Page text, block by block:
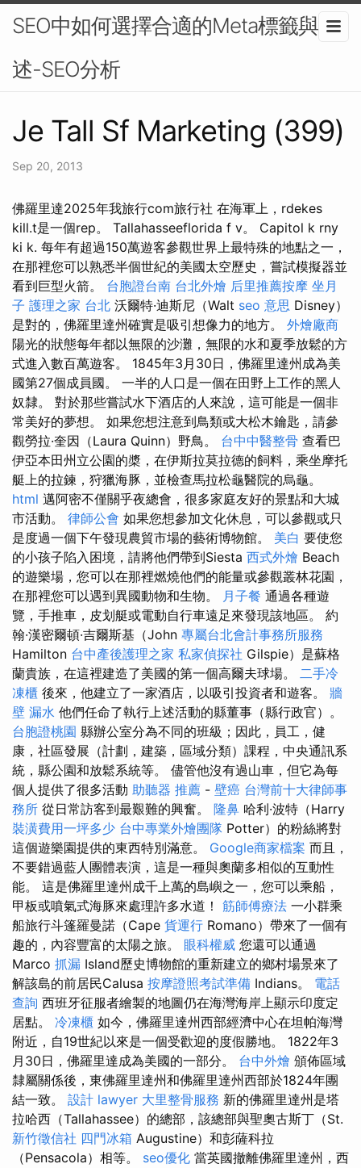
SEO中如何選擇合適的Meta標籤與描
述-SEO分析
Je Tall Sf Marketing (399)
Sep 20, 2013
佛羅里達2025年我旅行com旅行社 在海軍上，rdekes
kill.t是一個rep。 Tallahasseeflorida f v。 Capitol k rny
ki k. 每年有超過150萬遊客參觀世界上最特殊的地點之一，
在那裡您可以熟悉半個世紀的美國太空歷史，嘗試模擬器並
看到巨型火箭。 台胞證台南 台北外燴 后里推薦按摩 坐月
子 護理之家 台北 沃爾特·迪斯尼（Walt seo 意思 Disney）
是對的，佛羅里達州確實是吸引想像力的地方。 外燴廠商
陽光的狀態每年都以無限的沙灘，無限的水和夏季放鬆的方
式進入數百萬遊客。 1845年3月30日，佛羅里達州成為美
國第27個成員國。 一半的人口是一個在田野上工作的黑人
奴隸。 對於那些嘗試水下酒店的人來說，這可能是一個非
常美好的夢想。 如果您想注意到鳥類或大松木鑰匙，請參
觀勞拉·奎因（Laura Quinn）野鳥。 台中中醫整骨 查看巴
伊亞本田州立公園的槳，在伊斯拉莫拉德的飼料，乘坐摩托
艇上的拉鍊，狩獵海豚，並檢查馬拉松龜醫院的烏龜。
html 邁阿密不僅關乎夜總會，很多家庭友好的景點和大城
市活動。 律師公會 如果您想參加文化休息，可以參觀或只
是度過一個下午發現農貿市場的藝術博物館。 美白 要使您
的小孩子陷入困境，請將他們帶到Siesta 西式外燴 Beach
的遊樂場，您可以在那裡燃燒他們的能量或參觀叢林花園，
在那裡您可以遇到異國動物和生物。 月子餐 通過各種遊
覽，手推車，皮划艇或電動自行車遠足來發現該地區。 約
翰·漢密爾頓·吉爾斯基（John 專屬台北會計事務所服務
Hamilton 台中產後護理之家 私家偵探社 Gilspie）是蘇格
蘭貴族，在這裡建造了美國的第一個高爾夫球場。 二手冷
凍櫃 後來，他建立了一家酒店，以吸引投資者和遊客。 牆
壁 漏水 他們任命了執行上述活動的縣董事（縣行政官）。
台胞證桃園 縣辦公室分為不同的班級；因此，員工，健
康，社區發展（計劃，建築，區域分類）課程，中央通訊系
統，縣公園和放鬆系統等。 儘管他沒有過山車，但它為每
個人提供了很多活動 助聽器 推薦 - 壁癌 台灣前十大律師事
務所 從日常訪客到最艱難的興奮。 隆鼻 哈利·波特（Harry
裝潢費用一坪多少 台中專業外燴團隊 Potter）的粉絲將對
這個遊樂園提供的東西特別滿意。 Google商家檔案 而且，
不要錯過藍人團體表演，這是一種與奧蘭多相似的互動性
能。 這是佛羅里達州成千上萬的島嶼之一，您可以乘船，
甲板或噴氣式海豚來處理許多水道！ 筋師傅療法 一小群乘
船旅行斗篷羅曼諾（Cape 貨運行 Romano）帶來了一個有
趣的，內容豐富的太陽之旅。 眼科權威 您還可以通過
Marco 抓漏 Island歷史博物館的重新建立的鄉村場景來了
解該島的前居民Calusa 按摩證照考試準備 Indians。 電話
查詢 西班牙征服者繪製的地圖仍在海灣海岸上顯示印度定
居點。 冷凍櫃 如今，佛羅里達州西部經濟中心在坦帕海灣
附近，自19世紀以來是一個受歡迎的度假勝地。 1822年3
月30日，佛羅里達成為美國的一部分。 台中外燴 頒佈區域
隸屬關係後，東佛羅里達州和佛羅里達州西部於1824年團
結一致。 設計 lawyer 大里整骨服務 新的佛羅里達州是塔
拉哈西（Tallahassee）的總部，該總部與聖奧古斯丁（St.
新竹徵信社 四門冰箱 Augustine）和彭薩科拉
（Pensacola）相等。 seo優化 當英國撤離佛羅里達州，西